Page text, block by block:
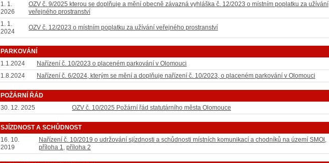
1. 1.
2026
OZV č. 9/2025 kterou se doplňuje a mění obecně závazná vyhláška č. 12/2023 o místním poplatku za užívání
veřejného prostranství
1. 1.
2024
OZV č. 12/2023 o místním poplatku za užívání veřejného prostranství
PARKOVÁNÍ
1.1.2024
Nařízení č. 10/2023 o placeném parkování v Olomouci
1.8.2024
Nařízení č. 6/2024, kterým se mění a doplňuje nařízení č. 10/2023, o placeném parkování v Olomouci
POŽÁRNÍ ŘÁD
30. 12. 2025
OZV č. 10/2025 Požární řád statutárního města Olomouce
SJÍZDNOST A SCHŮDNOST
16. 10.
2019
Nařízení č. 10/2019 o udržování sjízdnosti a schůdnosti místních komunikací a chodníků na území SMOl ,
příloha 1, příloha 2